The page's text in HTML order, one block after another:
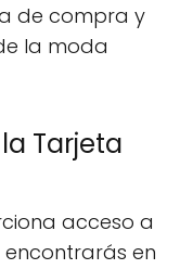
de compra y
la moda
Tarjeta
acceso a
encontrarás en